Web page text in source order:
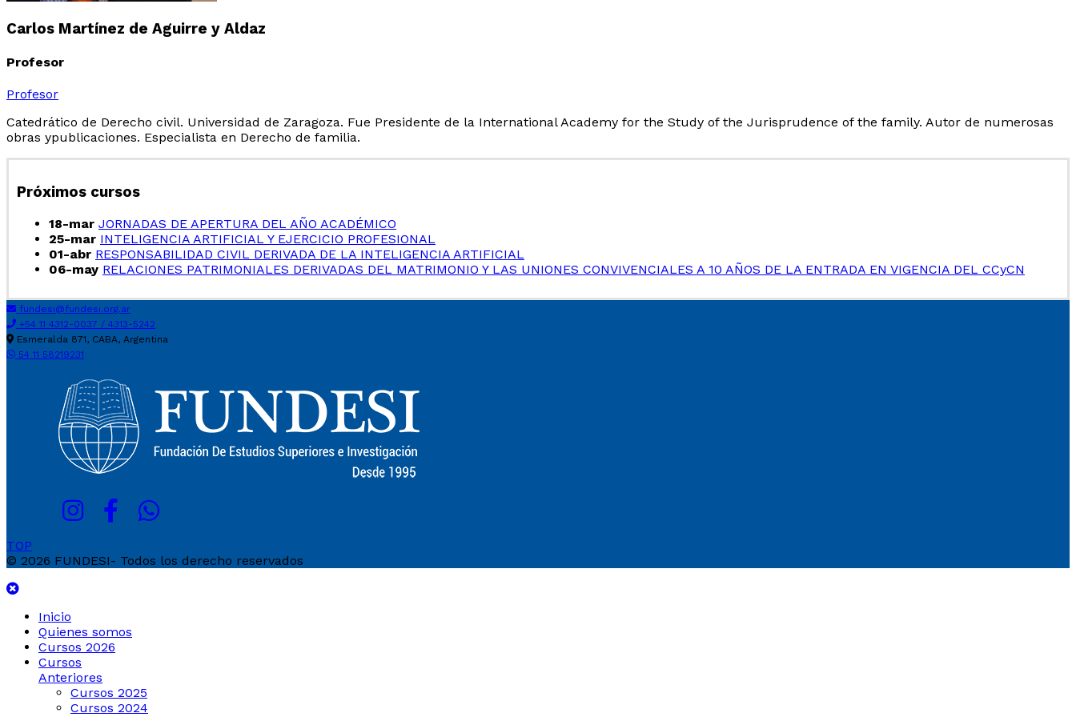
Carlos Martínez de Aguirre y Aldaz
Profesor
Profesor
Catedrático de Derecho civil. Universidad de Zaragoza. Fue Presidente de la International Academy for the Study of the Jurisprudence of the family. Autor de numerosas
obras ypublicaciones. Especialista en Derecho de familia.
Próximos cursos
18-mar JORNADAS DE APERTURA DEL AÑO ACADÉMICO
25-mar INTELIGENCIA ARTIFICIAL Y EJERCICIO PROFESIONAL
01-abr RESPONSABILIDAD CIVIL DERIVADA DE LA INTELIGENCIA ARTIFICIAL
06-may RELACIONES PATRIMONIALES DERIVADAS DEL MATRIMONIO Y LAS UNIONES CONVIVENCIALES A 10 AÑOS DE LA ENTRADA EN VIGENCIA DEL CCyCN
fundesi@fundesi.org.ar
+54 11 4312-0037 / 4313-5242
Esmeralda 871, CABA, Argentina
54 11 58219231
TOP
© 2026 FUNDESI- Todos los derecho reservados
Inicio
Quienes somos
Cursos 2026
Cursos
Anteriores
Cursos 2025
Cursos 2024